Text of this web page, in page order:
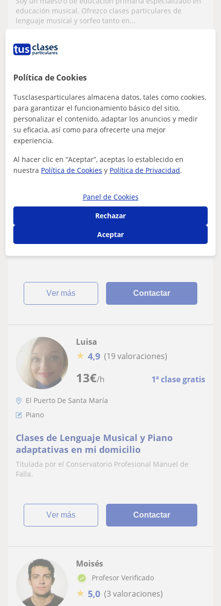
presencial y online
educación musical. Ofrezco clases particulares de
lenguaje musical y sorfeo tanto en...
Loreto
★ 5,0 (4 valoraciones)
El Puerto De Santa María
Profesora de Flauta Travesera, Lenguaje
Musical e Iniciación al piano. Presencial y
- Graduada en la especialidad de Flauta Travesera en el
Conservatorio Superior de Música "Rafael Orozco" De
ver más Contactar
13€/h 1ª clase gratis
Luisa
★ 4,9 (19 valoraciones)
El Puerto De Santa María
Piano
Clases de Lenguaje Musical y Piano
adaptativas en mi domicilio
Titulada por el Conservatorio Profesional Manuel de
Falla.
ver más Contactar
Moisés
Profesor Verificado
★ 5,0 (3 valoraciones)
Política de Cookies
Tusclasesparticulares almacena datos, tales como cookies,
para garantizar el funcionamiento básico del sitio,
personalizar el contenido, adaptar los anuncios y medir
su eficacia, así como para ofrecerte una mejor
experiencia.
Al hacer clic en “Aceptar”, aceptas lo establecido en
nuestra Política de Cookies y Política de Privacidad.
Panel de Cookies
Rechazar
Aceptar